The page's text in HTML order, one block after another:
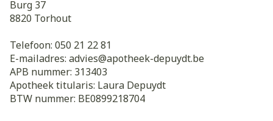
Burg 37
8820 Torhout
Telefoon: 050 21 22 81
E-mailadres: advies@apotheek-depuydt.be
APB nummer: 313403
Apotheek titularis: Laura Depuydt
BTW nummer: BE0899218704